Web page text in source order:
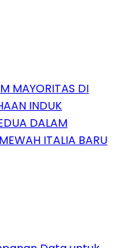
MAYORITAS DI
INDUK
DALAM
ITALIA BARU